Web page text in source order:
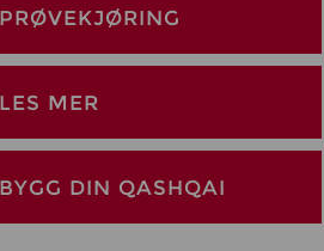
PRØVEKJØRING
LES MER
BYGG DIN QASHQAI